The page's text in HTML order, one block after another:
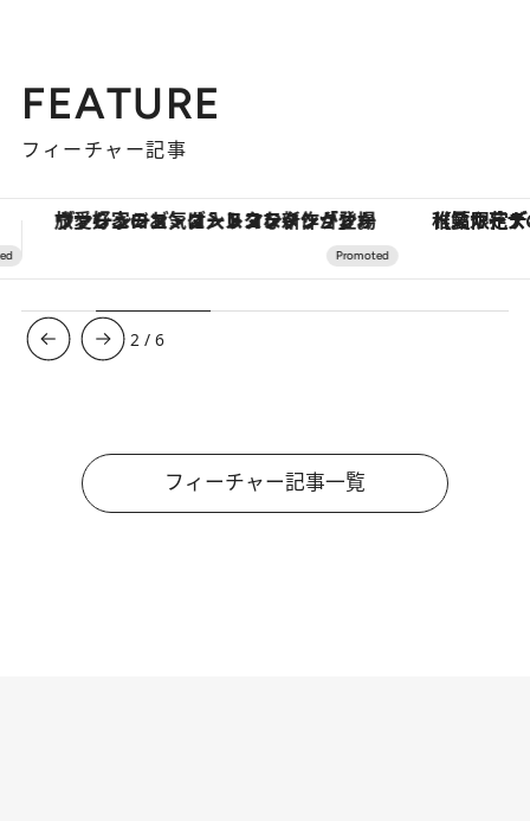
FEATURE
フィーチャー記事
【夏限定ディナーコース】旬を迎える稚鮎や花ズッキーニなどをイタリア・トスカーナの郷土料理の手法で満喫！
3 /6
フィーチャー記事一覧